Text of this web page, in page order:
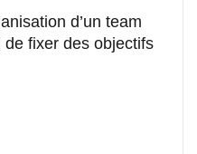
d’un team
fixer des objectifs